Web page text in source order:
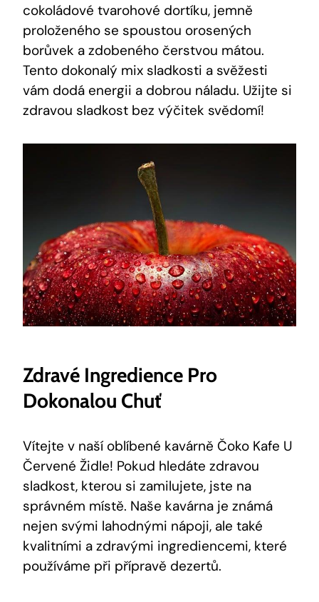
cokoládové tvarohové dortíku, jemně
proloženého se spoustou orosených
borůvek a zdobeného čerstvou mátou.
Tento dokonalý mix sladkosti a svěžesti
vám dodá energii a dobrou náladu. Užijte si
zdravou sladkost bez výčitek svědomí!
Zdravé Ingredience Pro
Dokonalou Chuť
Vítejte v naší oblíbené kavárně Čoko Kafe U
Červené Židle! Pokud hledáte zdravou
sladkost, kterou si zamilujete, jste na
správném místě. Naše kavárna je známá
nejen svými lahodnými nápoji, ale také
kvalitními a zdravými ingrediencemi, které
používáme při přípravě dezertů.